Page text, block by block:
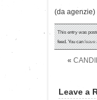
(da agenzie)
This entry was
feed. You canleave
«
Leave a